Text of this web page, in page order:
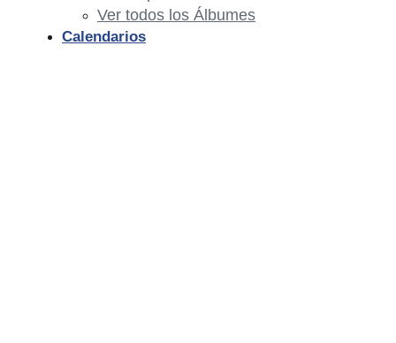
Ver todos los Álbumes
Calendarios